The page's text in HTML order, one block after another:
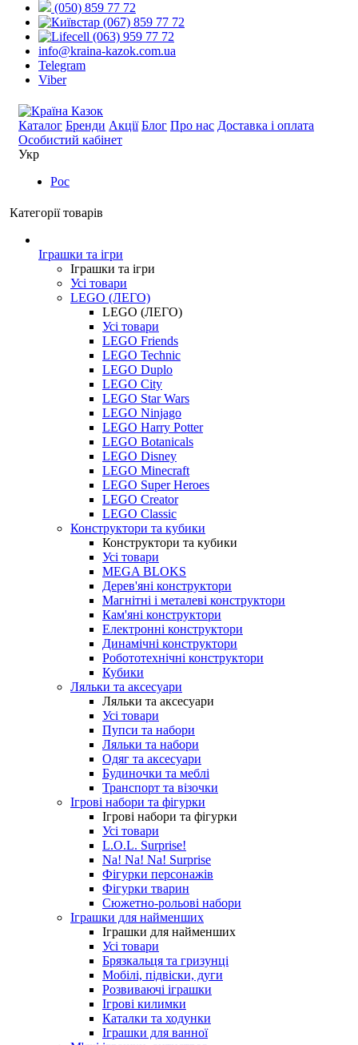
(050) 859 77 72
(067) 859 77 72
(063) 959 77 72
info@kraina-kazok.com.ua
Telegram
Viber
Каталог Бренди Акції Блог Про нас Доставка і оплата
Особистий кабінет
Укр
Рос
Категорії товарів
Іграшки та ігри
Іграшки та ігри
Усі товари
LEGO (ЛЕГО)
LEGO (ЛЕГО)
Усі товари
LEGO Friends
LEGO Technic
LEGO Duplo
LEGO City
LEGO Star Wars
LEGO Ninjago
LEGO Harry Potter
LEGO Botanicals
LEGO Disney
LEGO Minecraft
LEGO Super Heroes
LEGO Creator
LEGO Classic
Конструктори та кубики
Конструктори та кубики
Усі товари
MEGA BLOKS
Дерев'яні конструктори
Магнітні і металеві конструктори
Кам'яні конструктори
Електронні конструктори
Динамічні конструктори
Робототехнічні конструктори
Кубики
Ляльки та аксесуари
Ляльки та аксесуари
Усі товари
Пупси та набори
Ляльки та набори
Одяг та аксесуари
Будиночки та меблі
Транспорт та візочки
Ігрові набори та фігурки
Ігрові набори та фігурки
Усі товари
L.O.L. Surprise!
Na! Na! Na! Surprise
Фігурки персонажів
Фігурки тварин
Сюжетно-рольові набори
Іграшки для найменших
Іграшки для найменших
Усі товари
Брязкальця та гризунці
Мобілі, підвіски, дуги
Розвиваючі іграшки
Ігрові килимки
Каталки та ходунки
Іграшки для ванної